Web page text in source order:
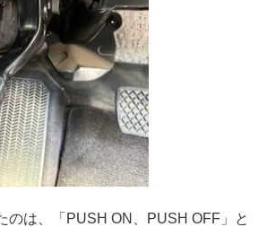
のは、「PUSH ON、PUSH OFF」と